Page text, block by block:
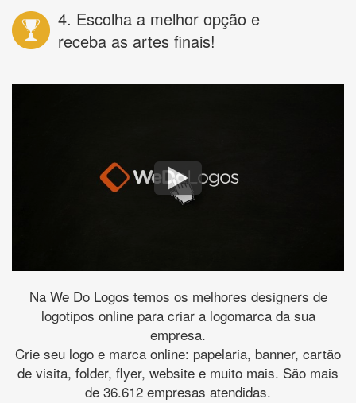
4. Escolha a melhor opção e
receba as artes finais!
Na We Do Logos temos os melhores designers de
logotipos online para criar a logomarca da sua
empresa.
Crie seu logo e marca online: papelaria, banner, cartão
de visita, folder, flyer, website e muito mais. São mais
de 36.612 empresas atendidas.